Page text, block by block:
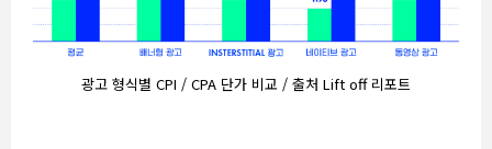
광고 형식별 CPI / CPA 단가 비교 / 출처 Lift off 리포트